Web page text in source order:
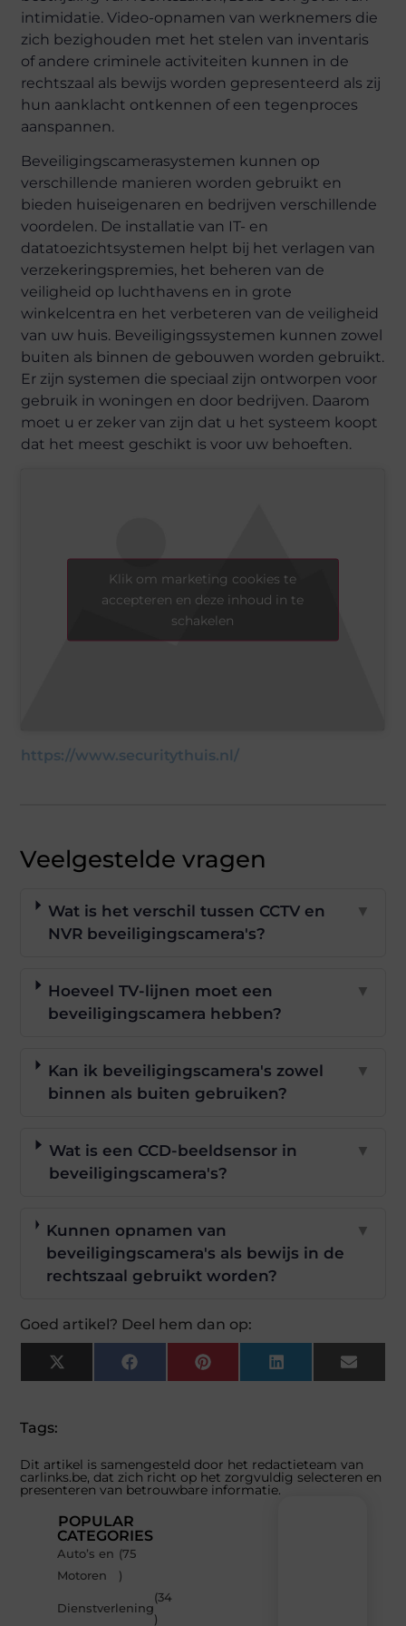
intimidatie. Video-opnamen van werknemers die
zich bezighouden met het stelen van inventaris
of andere criminele activiteiten kunnen in de
rechtszaal als bewijs worden gepresenteerd als zij
hun aanklacht ontkennen of een tegenproces
aanspannen.
Beveiligingscamerasystemen kunnen op
verschillende manieren worden gebruikt en
bieden huiseigenaren en bedrijven verschillende
voordelen. De installatie van IT- en
datatoezichtsystemen helpt bij het verlagen van
verzekeringspremies, het beheren van de
veiligheid op luchthavens en in grote
winkelcentra en het verbeteren van de veiligheid
van uw huis. Beveiligingssystemen kunnen zowel
buiten als binnen de gebouwen worden gebruikt.
Er zijn systemen die speciaal zijn ontworpen voor
gebruik in woningen en door bedrijven. Daarom
moet u er zeker van zijn dat u het systeem koopt
dat het meest geschikt is voor uw behoeften.
Klik om marketing cookies te
accepteren en deze inhoud in te
schakelen
https://www.securitythuis.nl/
Veelgestelde vragen
Wat is het verschil tussen CCTV en
NVR beveiligingscamera's?
▼
Hoeveel TV-lijnen moet een
beveiligingscamera hebben?
▼
Kan ik beveiligingscamera's zowel
binnen als buiten gebruiken?
▼
Wat is een CCD-beeldsensor in
beveiligingscamera's?
▼
Kunnen opnamen van
beveiligingscamera's als bewijs in de
rechtszaal gebruikt worden?
▼
Goed artikel? Deel hem dan op:
X
(Twitter)
FacebookPinterestLinkedInEmail
Tags:
Dit artikel is samengesteld door het redactieteam van
carlinks.be, dat zich richt op het zorgvuldig selecteren en
presenteren van betrouwbare informatie.
POPULAR
CATEGORIES
Auto’s en
Motoren
(75
)
Dienstverlening
(34
)